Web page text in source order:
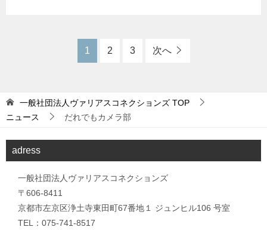
1 2 3 次へ
一般社団法人ヴァリアスコネクションズ TOP
ニュース
だれでもカメラ部
adress
一般社団法人ヴァリアスコネクションズ
〒606-8411
京都市左京区浄土寺東田町67番地１ ジュンヒル106 号室
TEL：075-741-8517